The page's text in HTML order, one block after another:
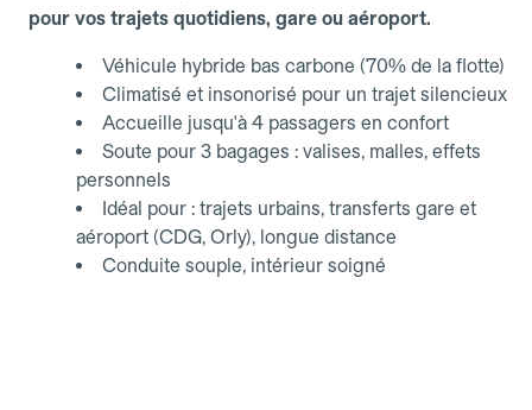
pour vos trajets quotidiens, gare ou aéroport.
Véhicule hybride bas carbone (70% de la flotte)
Climatisé et insonorisé pour un trajet silencieux
Accueille jusqu'à 4 passagers en confort
Soute pour 3 bagages : valises, malles, effets
personnels
Idéal pour : trajets urbains, transferts gare et
aéroport (CDG, Orly), longue distance
Conduite souple, intérieur soigné